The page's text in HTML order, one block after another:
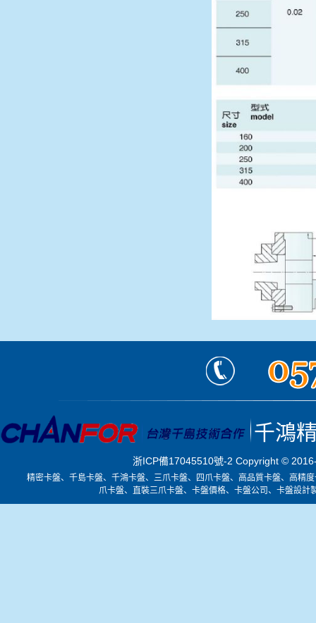
千鴻
浙ICP備17045510號-2 Copyright ©
精密卡盤、千島卡盤、千鴻卡盤、三爪卡盤、四爪卡盤、高品質卡盤、高精
爪卡盤、直裝三爪卡盤、卡盤價格、卡盤公司、卡盤設